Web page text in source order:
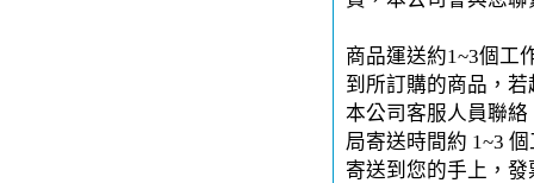
商品運送約1~3個工
到所訂購的商品，
本公司客服人員聯
局寄送時間約 1~3
寄送到您的手上，